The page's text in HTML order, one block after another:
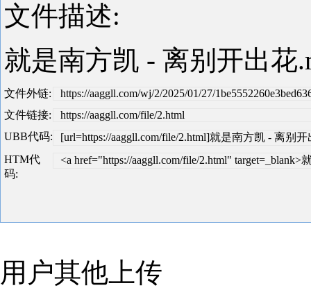
文件描述:
就是南方凯 - 离别开出花
文件外链:
https://aaggll.com/wj/2/2025/01/27/
文件链接:
https://aaggll.com/file/2.html
UBB代码:
[url=https://aaggll.com/file/2.html]就是南方凯 - 离别
HTM代
码:
<a href="https://aaggll.com/file/2.html"
用户其他上传